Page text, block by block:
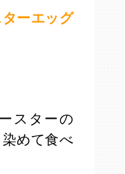
ーエッグ
スターの
めて食べ